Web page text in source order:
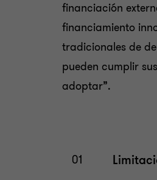
financiación
financiamiento
tradicionales de
pueden cumplir
adoptar”.
01